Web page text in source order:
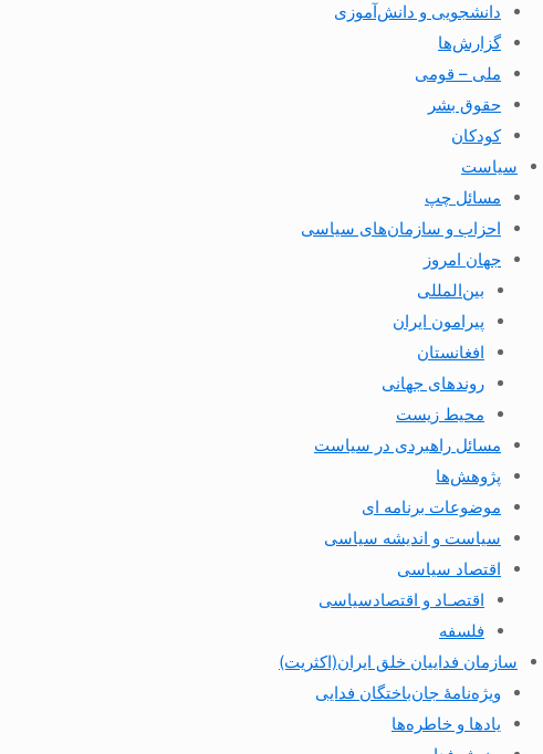
دانشجویی و دانش‌آموزی
گزارش‌ها
ملی – قومی
حقوق بشر
کودکان
سیاست
مسائل چپ
احزاب و سازمان‌های سیاسی
جهان امروز
بین‌المللی
پیرامون ایران
افغانستان
روندهای جهانی
محیط زیست
مسائل راهبردی در سیاست
پژوهش‌ها
موضوعات برنامه ای
سیاست و اندیشه سیاسی
اقتصاد سیاسی
اقتصـاد و اقتصاد‌سیاسی
فلسفه
سازمان فداییان خلق ایران(اکثریت)
ویژه‌نامهٔ جان‌باختگان فدایی
یادها و خاطره‌ها